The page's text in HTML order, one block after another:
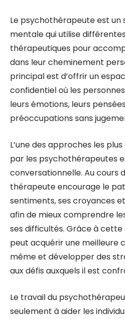
Le psychothérapeute est un
mentale qui utilise
thérapeutiques pour
dans leur cheminement
principal est d’offrir un
confidentiel où les
leurs émotions, leurs
préoccupations sans
L’une des approches les
par les psychothérapeutes
conversationnelle. Au cours
thérapeute encourage le
sentiments, ses croyances
afin de mieux comprendre
ses difficultés. Grâce à
peut acquérir une meilleure
même et développer des
aux défis auxquels il est
Le travail du
seulement à aider les